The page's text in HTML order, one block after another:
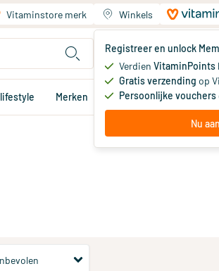
Vitaminstore merk Winkels
Registreer en unlock
Verdien VitaminPoints
Gratis verzending op
Persoonlijke vouchers
Nu
Jouw
Je hebt
Merken Aanbiedingen